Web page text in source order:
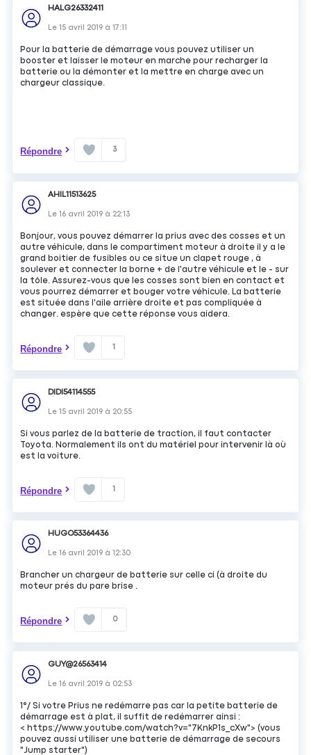
HALG26332411
Le15 avril 2019 à17:11
Pour la batterie de démarrage vous pouvez utiliser un
booster et laisser le moteur en marche pour recharger la
batterie ou la démonter et la mettre en charge avec un
chargeur classique.
Répondre 3
AHIL11513625
Le16 avril 2019 à 22:13
Bonjour, vous pouvez démarrer la prius avec des cosses et un
autre véhicule, dans le compartiment moteur à droite il y a le
grand boitier de fusibles ou ce situe un clapet rouge , à
soulever et connecter la borne + de l'autre véhicule et le - sur
la tôle. Assurez-vous que les cosses sont bien en contact et
vous pourrez démarrer et bouger votre véhicule. La batterie
est située dans l'aile arrière droite et pas compliquée à
changer. espère que cette réponse vous aidera.
Répondre 1
DIDI54114555
Le15 avril 2019 à 20:55
Si vous parlez de la batterie de traction, il faut contacter
Toyota. Normalement ils ont du matériel pour intervenir là où
est la voiture.
Répondre 1
HUGO53364436
Le16 avril 2019 à12:30
Brancher un chargeur de batterie sur celle ci (à droite du
moteur prés du pare brise .
Répondre 0
GUY@26563414
Le16 avril 2019 à 02:53
1°/ Si votre Prius ne redémarre pas car la petite batterie de
démarrage est à plat, il suffit de redémarrer ainsi :
< https://www.youtube.com/watch?v="7KnkP1s_cXw"> (vous
pouvez aussi utiliser une batterie de démarrage de secours
"Jump starter")